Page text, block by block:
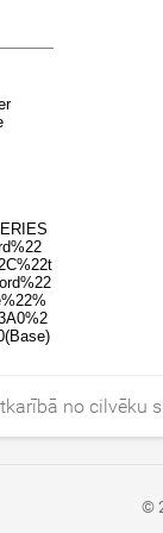
no cilvēku
©